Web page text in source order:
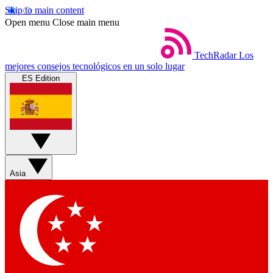
Skip to main content
Open menu Close main menu
TechRadar Los
mejores consejos tecnológicos en un solo lugar
ES Edition
Asia